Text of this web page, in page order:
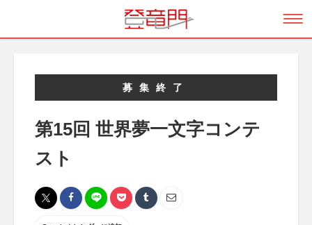
募集終了
第15回 世界夢一文字コンテ
スト